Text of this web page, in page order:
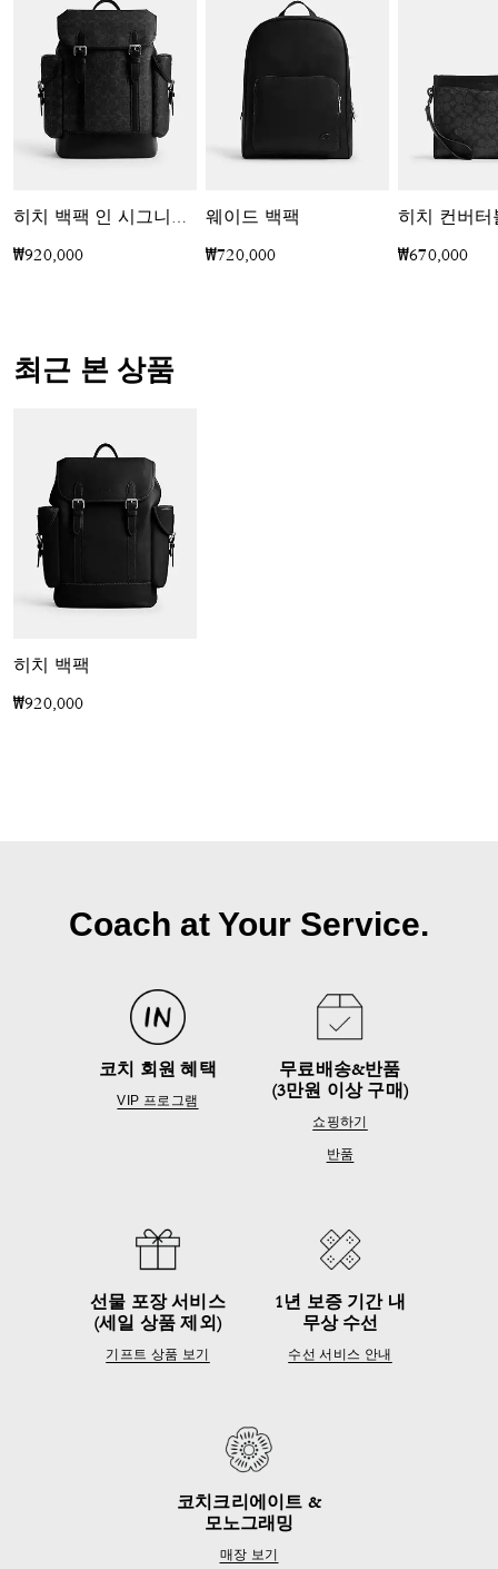
히치 백팩 인 시그니처 캔버스
₩920,000
웨이드 백팩
₩720,000 ₩670,000
최근 본 상품
히치 백팩
₩920,000
Coach at Your Service.
코치 회원 혜택
VIP 프로그램
무료배송&반품
(3만원 이상 구매)
쇼핑하기
반품
선물 포장 서비스
(세일 상품 제외)
기프트 상품 보기
1년 보증 기간 내
무상 수선
수선 서비스 안내
코치크리에이트 &
모노그래밍
매장 보기